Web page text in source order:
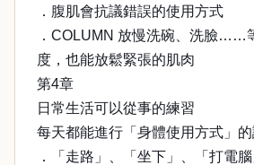
．腹肌會抗議錯誤的使用方式
．COLUMN 放慢洗碗、洗臉……
度，也能放鬆緊張的肌肉
第4章
日常生活可以從事的練習
每天都能進行「身體使用方式」
．「走路」、「坐下」、「打電